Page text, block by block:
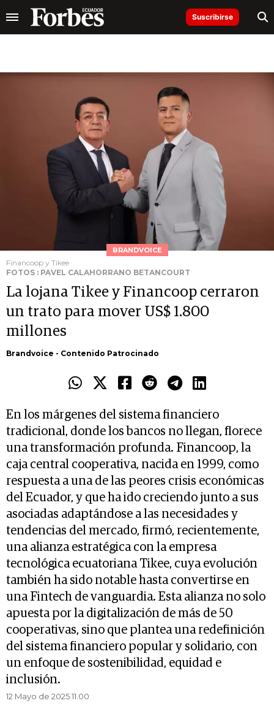
Suscribirse
BRANDVOICE
Financoop y Tikee
FOTOS : PAVEL CALAHORRANO BETANCOURT
La lojana Tikee y Financoop cerraron
un trato para mover US$ 1.800
millones
Brandvoice - Contenido Patrocinado
En los márgenes del sistema financiero
tradicional, donde los bancos no llegan, florece
una transformación profunda. Financoop, la
caja central cooperativa, nacida en 1999, como
respuesta a una de las peores crisis económicas
del Ecuador, y que ha ido creciendo junto a sus
asociadas adaptándose a las necesidades y
tendencias del mercado, firmó, recientemente,
una alianza estratégica con la empresa
tecnológica ecuatoriana Tikee, cuya evolución
también ha sido notable hasta convertirse en
una Fintech de vanguardia. Esta alianza no solo
apuesta por la digitalización de más de 50
cooperativas, sino que plantea una redefinición
del sistema financiero popular y solidario, con
un enfoque de sostenibilidad, equidad e
inclusión.
12 Mayo de 2025 11.00